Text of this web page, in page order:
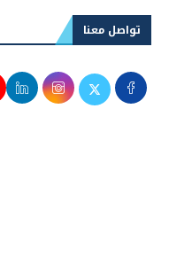
تواصل معنا